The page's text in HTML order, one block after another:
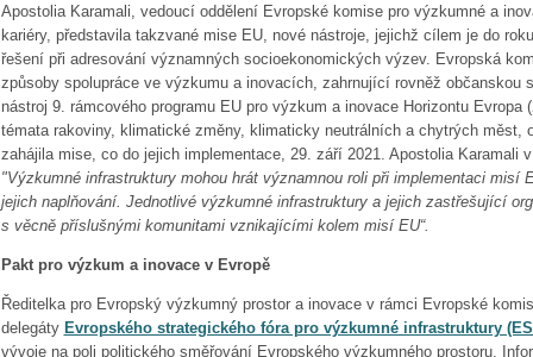
Apostolia Karamali, vedoucí oddělení Evropské komise pro výzkumné a
kariéry, představila takzvané mise EU, nové nástroje, jejichž cílem je do
řešení při adresování významných socioekonomických výzev. Evropská
způsoby spolupráce ve výzkumu a inovacích, zahrnující rovněž občanskou
nástroj 9. rámcového programu EU pro výzkum a inovace Horizontu Evropa
témata rakoviny, klimatické změny, klimaticky neutrálních a chytrých měst,
zahájila mise, co do jejich implementace, 29. září 2021. Apostolia Karamali
"Výzkumné infrastruktury mohou hrát významnou roli při implementaci misí
jejich naplňování. Jednotlivé výzkumné infrastruktury a jejich zastřešující
s věcně příslušnými komunitami vznikajícími kolem misí EU“.
Pakt pro výzkum a inovace v Evropě
Ředitelka pro Evropský výzkumný prostor a inovace v rámci Evropské
delegáty Evropského strategického fóra pro výzkumné infrastruktury
vývoje na poli politického směřování Evropského výzkumného prostoru.